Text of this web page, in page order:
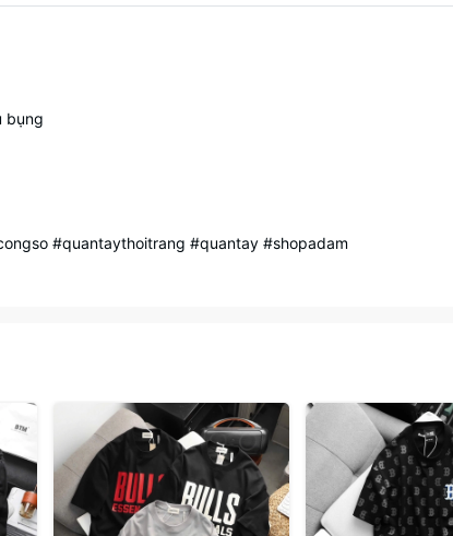
bụng
#quantaythoitrang #quantay #shopadam